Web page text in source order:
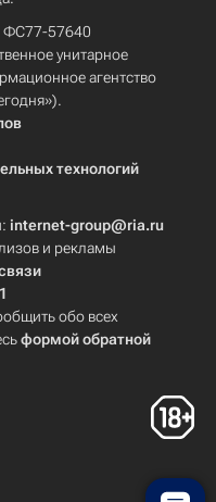
ФС77-57640
унитарное
агентство
технологий
internet-group@ria.ru
и рекламы
обо всех
формой обратной